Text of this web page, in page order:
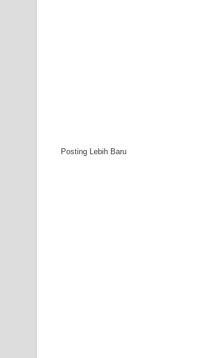
Posting Lebih Baru